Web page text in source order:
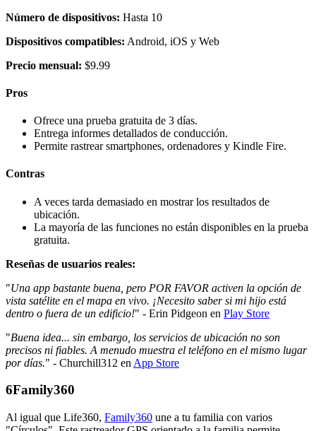
Número de dispositivos: Hasta 10
Dispositivos compatibles: Android, iOS y Web
Precio mensual: $9.99
Pros
Ofrece una prueba gratuita de 3 días.
Entrega informes detallados de conducción.
Permite rastrear smartphones, ordenadores y Kindle Fire.
Contras
A veces tarda demasiado en mostrar los resultados de
ubicación.
La mayoría de las funciones no están disponibles en la prueba
gratuita.
Reseñas de usuarios reales:
"Una app bastante buena, pero POR FAVOR activen la opción de
vista satélite en el mapa en vivo. ¡Necesito saber si mi hijo está
dentro o fuera de un edificio!" - Erin Pidgeon en Play Store
"Buena idea... sin embargo, los servicios de ubicación no son
precisos ni fiables. A menudo muestra el teléfono en el mismo lugar
por días." - Churchill312 en App Store
6Family360
Al igual que Life360, Family360 une a tu familia con varios